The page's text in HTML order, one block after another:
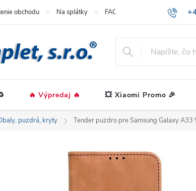
obchodu Na splátky FAQ
🔥 Výpredaj 🔥 💥 Xiaomi Promo 🎉
puzdrá, kryty Tender puzdro pre Samsung Galaxy A33